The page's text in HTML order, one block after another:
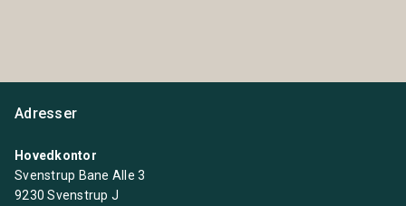
Adresser
Hovedkontor
Svenstrup Bane Alle 3
9230 Svenstrup J